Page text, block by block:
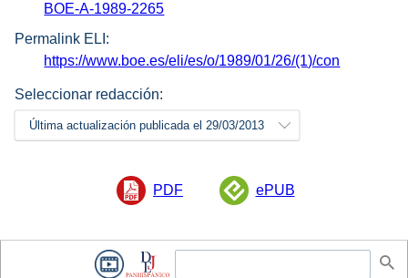
BOE-A-1989-2265
Permalink ELI:
https://www.boe.es/eli/es/o/1989/01/26/(1)/con
Seleccionar redacción:
Última actualización publicada el 29/03/2013
PDF ePUB